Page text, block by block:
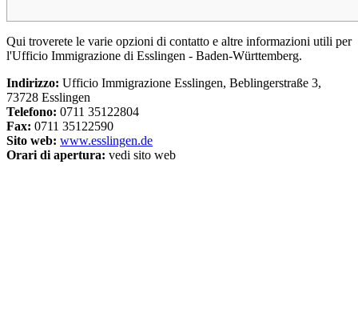
Qui troverete le varie opzioni di contatto e altre informazioni utili per
l'Ufficio Immigrazione di Esslingen - Baden-Württemberg.
Indirizzo: Ufficio Immigrazione Esslingen, Beblingerstraße 3,
73728 Esslingen
Telefono: 0711 35122804
Fax: 0711 35122590
Sito web: www.esslingen.de
Orari di apertura: vedi sito web